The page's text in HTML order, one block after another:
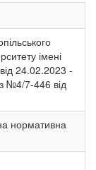
імені
24.02.2023 -
№4/7-446 від
нормативна